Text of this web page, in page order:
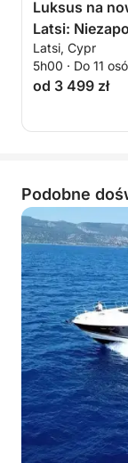
Luksus na
Latsi:
jachcie
Latsi, Cypr
5h00 · Do 11
od 3 499 zł
Podobne